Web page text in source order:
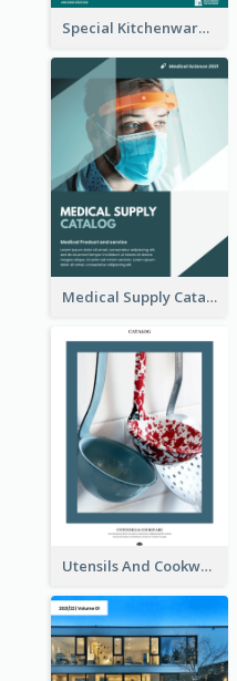
Special Kitchenware Catalog
Medical Supply Catalog
Utensils And Cookware Catalog